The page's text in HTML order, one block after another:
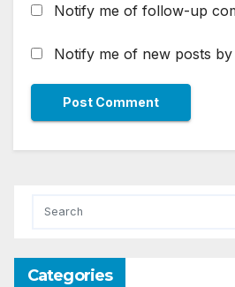
Notify me of follow-up
Notify me of new posts by
Categories